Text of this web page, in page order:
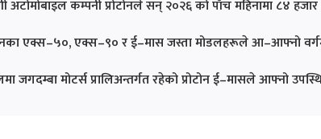
अटोमोबाइल कम्पनी प्रोटोनले सन् २०२६ को पाँच महिनामा ८४
एक्स–५०, एक्स–९० र ई–मास जस्ता मोडलहरूले आ–आफ्नो
जगदम्बा मोटर्स प्रालिअन्तर्गत रहेको प्रोटोन ई–मासले आफ्नो